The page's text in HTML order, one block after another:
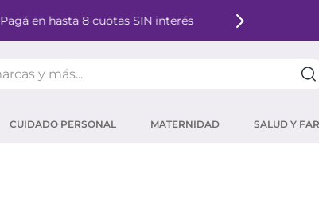
Pagá en hasta 8 cuotas SIN interés
CUIDADO PERSONAL MATERNIDAD SALUD Y